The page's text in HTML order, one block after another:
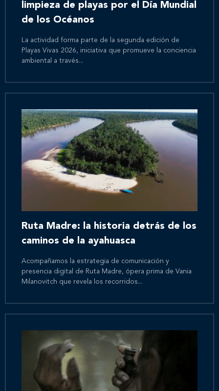
limpieza de playas por el Día Mundial
de los Océanos
La actividad forma parte de la segunda edición de
Playas Vivas 2026, iniciativa que promueve la conciencia
ambiental a través...
Ruta Madre: la historia detrás de los
caminos de la ayahuasca
Acompañamos la estrategia de comunicación y
presencia digital de Ruta Madre, ópera prima de Vania
Milanovitch que revela los recorridos...